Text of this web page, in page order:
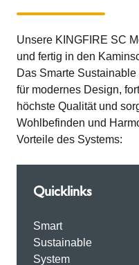
Unsere KINGFIRE SC
und fertig in den
Das Smarte
für modernes Design,
höchste Qualität und
Wohlbefinden und
Vorteile des Systems:
Quicklinks
Smart
Sustainable
System